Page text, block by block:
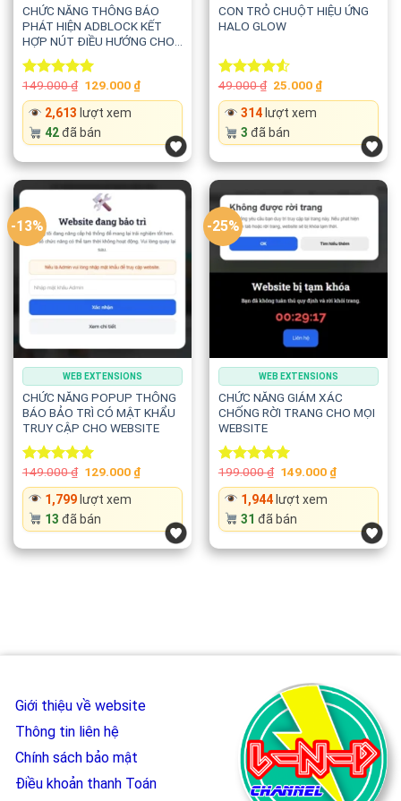
CHỨC NĂNG THÔNG BÁO
PHÁT HIỆN ADBLOCK KẾT
HỢP NÚT ĐIỀU HƯỚNG CHO
MỌI WEBSITE
Rated5.00
out of 5
149.000₫ Original
was:
149.000 ₫.
129.000 ₫Current
price
2,613 lượt xem
42đã bán
CON TRỎ CHUỘT HIỆU ỨNG
HALO GLOW
Rated
4.50out
of 5
49.000₫ Original
was:
49.000 ₫.
25.000 ₫Current
price
314lượt xem
3 đã bán
-13%
WEB EXTENSIONS
CHỨC NĂNG POPUP THÔNG
BÁO BẢO TRÌ CÓ MẬT KHẨU
TRUY CẬP CHO WEBSITE
Rated5.00
out of 5
149.000₫ Original
was:
149.000 ₫.
129.000 ₫Current
price
1,799lượt xem
13 đã bán
-25%
WEB EXTENSIONS
CHỨC NĂNG GIÁM XÁC
CHỐNG RỜI TRANG CHO MỌI
WEBSITE
Rated5.00
out of 5
199.000₫ Original
was:
199.000 ₫.
149.000 ₫Current
price
1,944lượt xem
31 đã bán
Giới thiệu về website
Thông tin liên hệ
Chính sách bảo mật
Điều khoản thanh Toán